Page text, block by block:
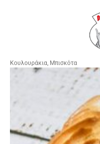
Κουλουράκια, Μπισκότα